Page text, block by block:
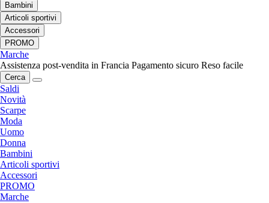
Bambini
Articoli sportivi
Accessori
PROMO
Marche
Assistenza post-vendita in Francia Pagamento sicuro Reso facile
Cerca
Saldi
Novità
Scarpe
Moda
Uomo
Donna
Bambini
Articoli sportivi
Accessori
PROMO
Marche